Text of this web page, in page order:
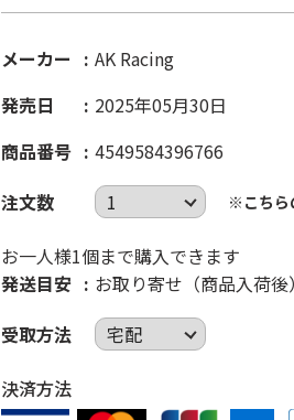
メーカー
AK Racing
発売日
2025年05月30日
商品番号
4549584396766
注文数
※こちら
お一人様1個まで購入できます
発送目安
お取り寄せ（商品入荷後）
受取方法
決済方法